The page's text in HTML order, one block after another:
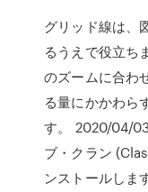
グリッド線は、
るうえで役立ち
のズームに合わ
る量にかかわら
す。 2020/04/
ブ・クラン
ンストールしま